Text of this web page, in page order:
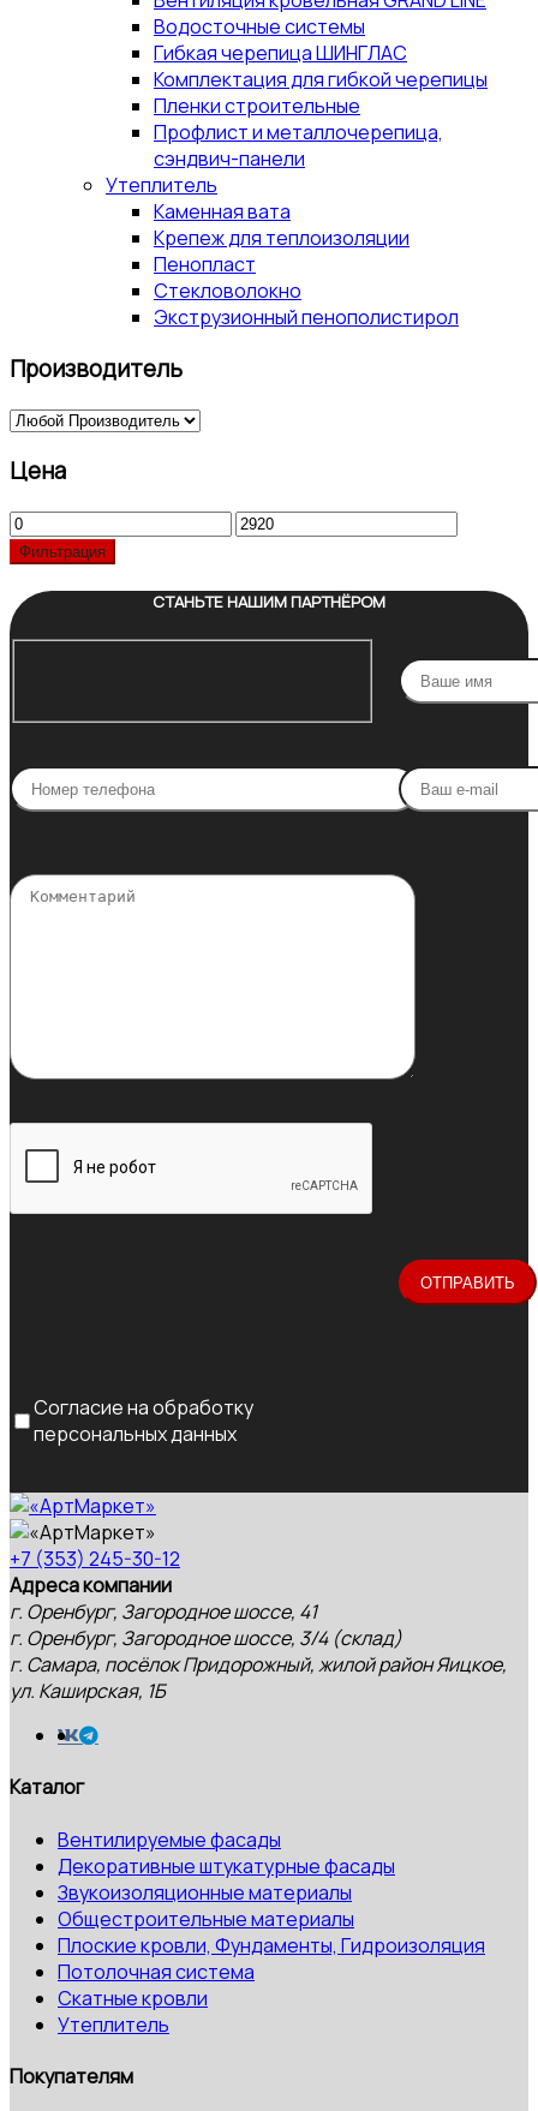
Водосточные системы
Гибкая черепица ШИНГЛАС
Комплектация для гибкой черепицы
Пленки строительные
Профлист и металлочерепица,
сэндвич-панели
Утеплитель
Каменная вата
Крепеж для теплоизоляции
Пенопласт
Стекловолокно
Экструзионный пенополистирол
Производитель
Цена
Минимальная
цена
Максимальная
Фильтрация
СТАНЬТЕ НАШИМ ПАРТНЁРОМ
Согласие на обработку
персональных данных
+7 (353) 245-30-12
Адреса компании
г. Оренбург, Загородное шоссе, 41
г. Оренбург, Загородное шоссе, 3/4 (склад)
г. Самара, посёлок Придорожный, жилой район Яицкое,
ул. Каширская, 1Б
Каталог
Вентилируемые фасады
Декоративные штукатурные фасады
Звукоизоляционные материалы
Общестроительные материалы
Плоские кровли, Фундаменты, Гидроизоляция
Потолочная система
Скатные кровли
Утеплитель
Покупателям